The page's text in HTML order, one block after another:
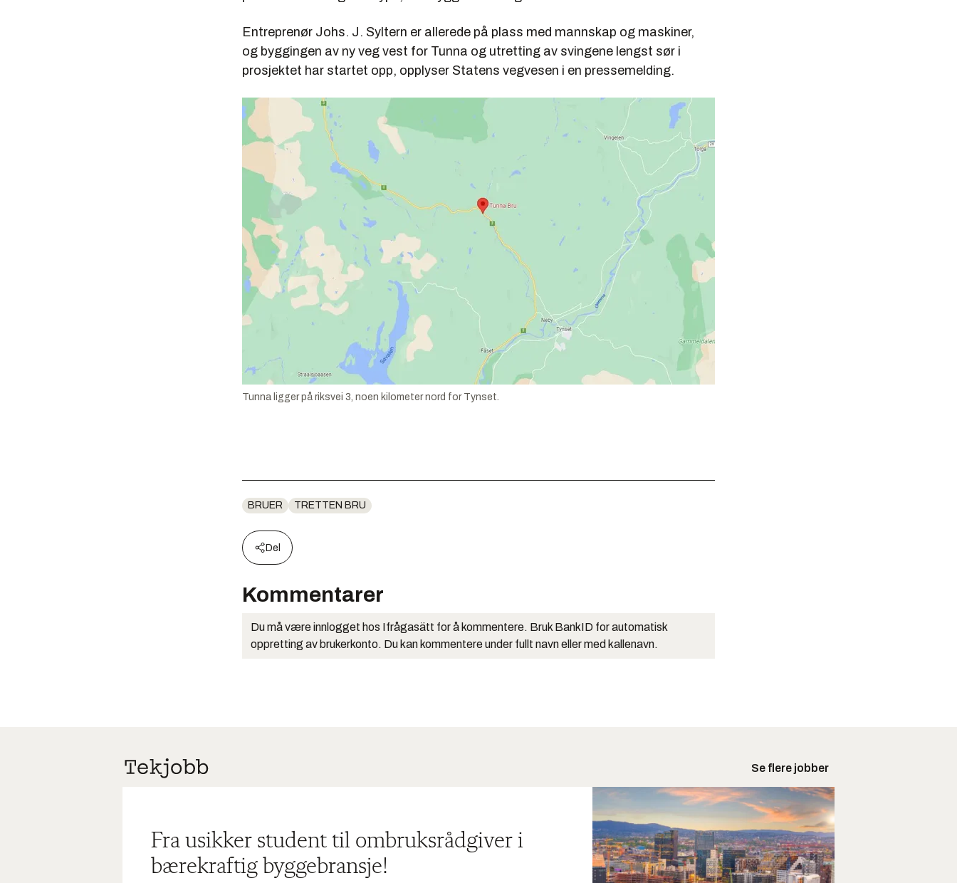
Entreprenør Johs. J. Syltern er allerede på plass med mannskap og maskiner,
og byggingen av ny veg vest for Tunna og utretting av svingene lengst sør i
prosjektet har startet opp, opplyser Statens vegvesen i en pressemelding.
Tunna ligger på riksvei 3, noen kilometer nord for Tynset.
BRUER TRETTEN BRU
Del
Kommentarer
Du må være innlogget hos Ifrågasätt for å kommentere. Bruk BankID for automatisk
oppretting av brukerkonto. Du kan kommentere under fullt navn eller med kallenavn.
Se flere jobber
Fra usikker student til ombruksrådgiver i
bærekraftig byggebransje!